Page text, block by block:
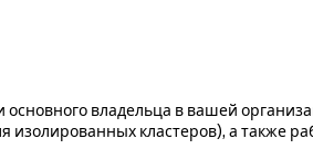
владельца в вашей
изолированных кластеров), а также